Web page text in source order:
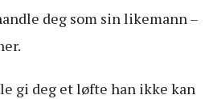
deg som sin likemann –
gi deg et løfte han ikke kan